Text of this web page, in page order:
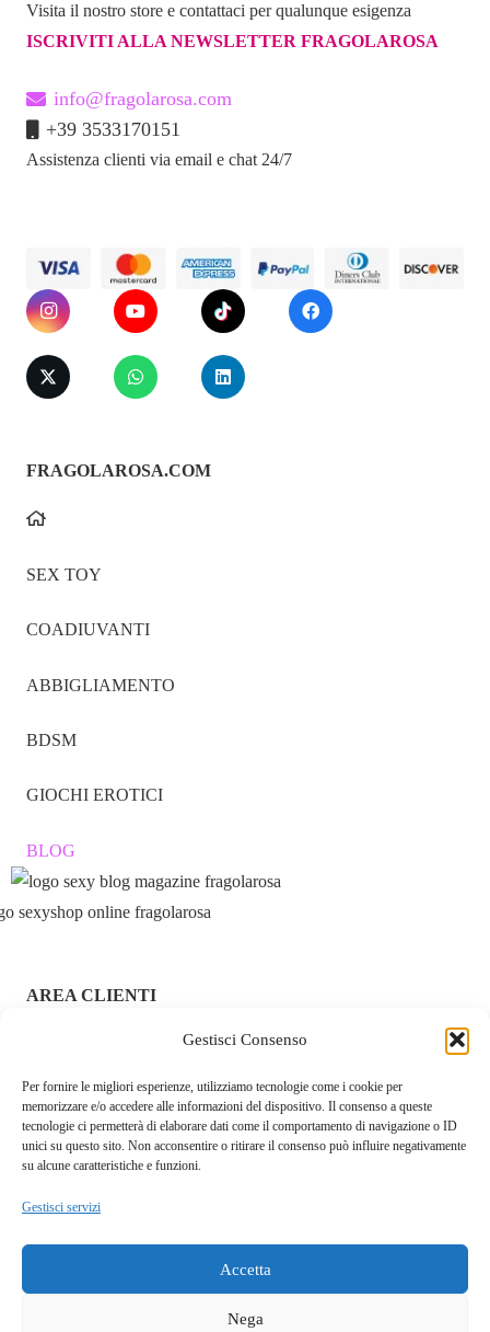
Gestisci Consenso
Per fornire le migliori esperienze, utilizziamo tecnologie come i cookie per
memorizzare e/o accedere alle informazioni del dispositivo. Il consenso a queste
tecnologie ci permetterà di elaborare dati come il comportamento di navigazione o ID
unici su questo sito. Non acconsentire o ritirare il consenso può influire negativamente
su alcune caratteristiche e funzioni.
Gestisci servizi
Accetta
Nega
Visita il nostro store e contattaci per qualunque esigenza
ISCRIVITI ALLA NEWSLETTER FRAGOLAROSA
info@fragolarosa.com
+39 3533170151
Assistenza clienti via email e chat 24/7
FRAGOLAROSA.COM
SEX TOY
COADIUVANTI
ABBIGLIAMENTO
BDSM
GIOCHI EROTICI
BLOG
AREA CLIENTI
ACCEDI / REGISTRATI
CHI SIAMO – FRAGOLAROSA | SEXY SHOP ONLINE
ITALIANO SICURO E DISCRETO
RESI E RIMBORSI
COOKIE POLICY